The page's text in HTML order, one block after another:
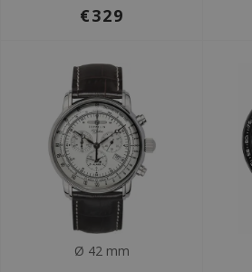
€329
Ø 42 mm